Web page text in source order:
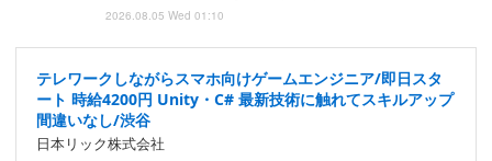
2026.08.05 Wed 01:10
テレワークしながらスマホ向けゲームエンジニア/即日スタ
ート 時給4200円 Unity・C# 最新技術に触れてスキルアップ
間違いなし/渋谷
日本リック株式会社